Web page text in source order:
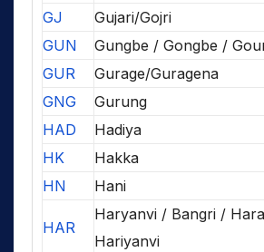
GJ
Gujari/Gojri
GUN
Gungbe / Gongbe /
GUR
Gurage/Guragena
GNG
Gurung
HAD
Hadiya
HK
Hakka
HN
Hani
HAR
Haryanvi / Bangri /
Hariyanvi